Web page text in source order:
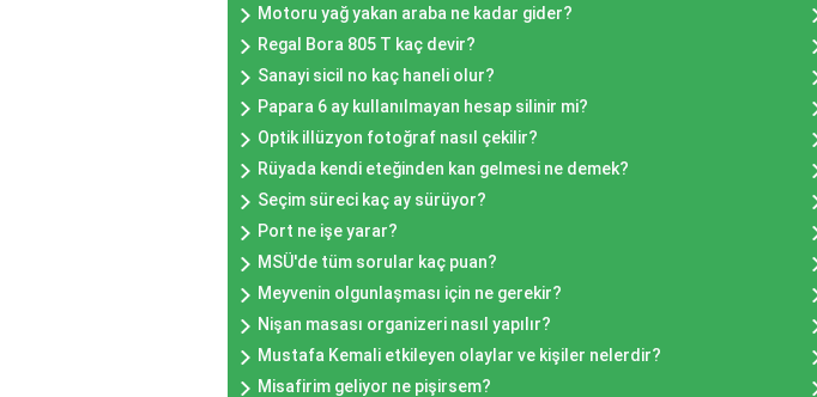
Motoru yağ yakan araba ne kadar gider?
Regal Bora 805 T kaç devir?
Sanayi sicil no kaç haneli olur?
Papara 6 ay kullanılmayan hesap silinir mi?
Optik illüzyon fotoğraf nasıl çekilir?
Rüyada kendi eteğinden kan gelmesi ne demek?
Seçim süreci kaç ay sürüyor?
Port ne işe yarar?
MSÜ'de tüm sorular kaç puan?
Meyvenin olgunlaşması için ne gerekir?
Nişan masası organizeri nasıl yapılır?
Mustafa Kemali etkileyen olaylar ve kişiler nelerdir?
Misafirim geliyor ne pişirsem?